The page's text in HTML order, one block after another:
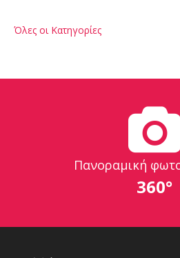
Όλες οι Κατηγορίες
Πανοραμική
360°